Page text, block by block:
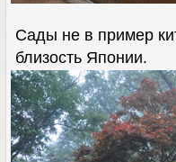
Сады не в пример
близость Японии.